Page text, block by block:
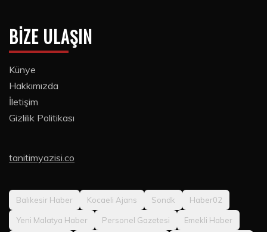
BIZE ULAŞIN
Künye
Hakkımızda
İletişim
Gizlilik Politikası
tanitimyazisi.co
Balıkesir Haber Kocaeli Ajans Sondk Haber02
Yeni Malatya Haber Personel Gazetesi Emekli Haber